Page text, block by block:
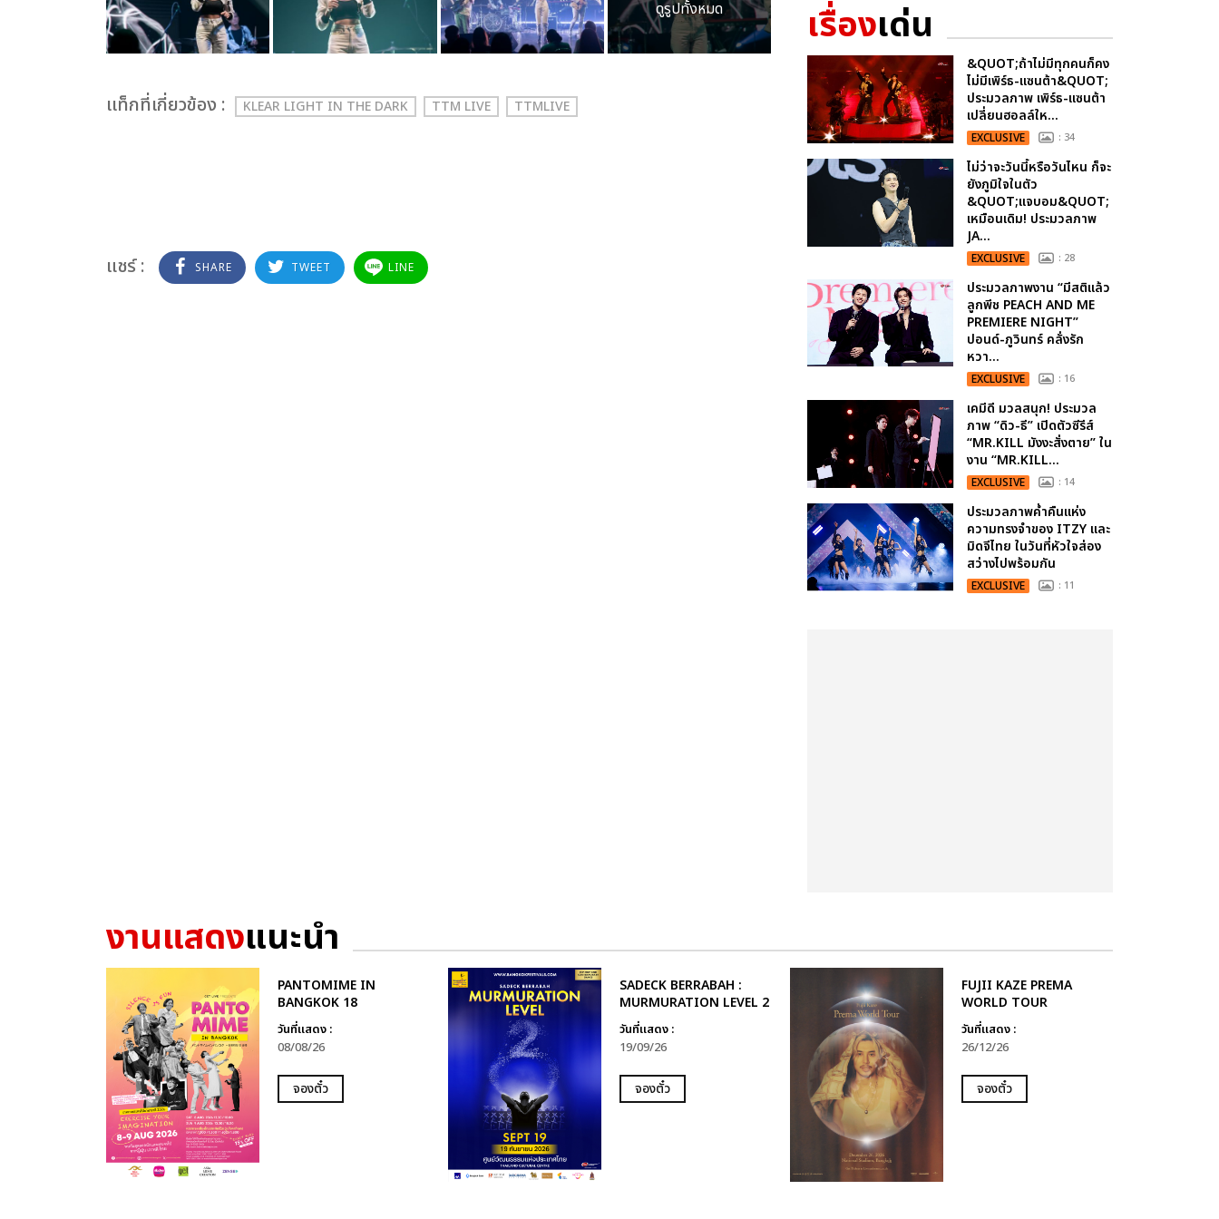
ดูรูปทั้งหมด
เเท็กที่เกี่ยวข้อง : KLEAR LIGHT IN THE DARK TTM LIVE TTMLIVE
แชร์ : SHARE TWEET LINE
เรื่องเด่น
&QUOT;ถ้าไม่มีทุกคนก็คง
ไม่มีเพิร์ธ-แซนต้า&QUOT;
ประมวลภาพ เพิร์ธ-แซนต้า
เปลี่ยนฮอลล์ให...
EXCLUSIVE : 34
ไม่ว่าจะวันนี้หรือวันไหน ก็จะ
ยังภูมิใจในตัว
&QUOT;แจบอม&QUOT;
เหมือนเดิม! ประมวลภาพ
JA...
EXCLUSIVE : 28
ประมวลภาพงาน “มีสติแล้ว
ลูกพีช PEACH AND ME
PREMIERE NIGHT”
ปอนด์-ภูวินทร์ คลั่งรัก
หวา...
EXCLUSIVE : 16
เคมีดี มวลสนุก! ประมวล
ภาพ “ดิว-ธี” เปิดตัวซีรีส์
“MR.KILL มังงะสั่งตาย” ใน
งาน “MR.KILL...
EXCLUSIVE : 14
ประมวลภาพค่ำคืนแห่ง
ความทรงจำของ ITZY และ
มิดจีไทย ในวันที่หัวใจส่อง
สว่างไปพร้อมกัน
EXCLUSIVE : 11
งานแสดงแนะนำ
PANTOMIME IN
BANGKOK 18
วันที่แสดง :
08/08/26
จองตั๋ว
SADECK BERRABAH :
MURMURATION LEVEL 2
วันที่แสดง :
19/09/26
จองตั๋ว
FUJII KAZE PREMA
WORLD TOUR
วันที่แสดง :
26/12/26
จองตั๋ว